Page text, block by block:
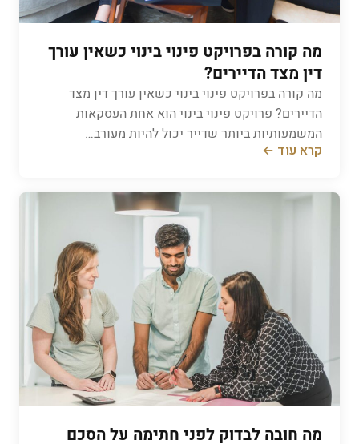
מה קורה בפרויקט פינוי בינוי כשאין עורך
דין מצד הדיירים?
מה קורה בפרויקט פינוי בינוי כשאין עורך דין מצד
הדיירים? פרויקט פינוי בינוי הוא אחת העסקאות
המשמעותיות ביותר שדייר יכול להיות מעורב…
קרא עוד ←
מה חובה לבדוק לפני חתימה על הסכם